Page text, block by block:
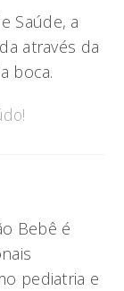
Saúde, a
através da
boca.
Bebê é
pediatria e